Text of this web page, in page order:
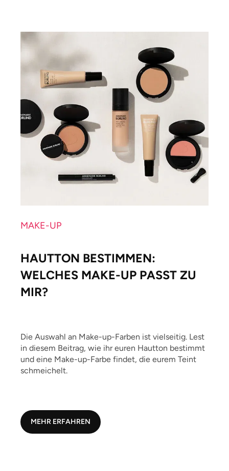
MAKE-UP
HAUTTON BESTIMMEN:
WELCHES MAKE-UP PASST ZU
MIR?
Die Auswahl an Make-up-Farben ist vielseitig. Lest
in diesem Beitrag, wie ihr euren Hautton bestimmt
und eine Make-up-Farbe findet, die eurem Teint
schmeichelt.
MEHR ERFAHREN